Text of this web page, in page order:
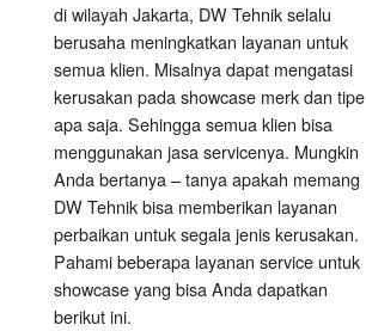
di wilayah Jakarta, DW Tehnik selalu
berusaha meningkatkan layanan untuk
semua klien. Misalnya dapat mengatasi
kerusakan pada showcase merk dan tipe
apa saja. Sehingga semua klien bisa
menggunakan jasa servicenya. Mungkin
Anda bertanya – tanya apakah memang
DW Tehnik bisa memberikan layanan
perbaikan untuk segala jenis kerusakan.
Pahami beberapa layanan service untuk
showcase yang bisa Anda dapatkan
berikut ini.